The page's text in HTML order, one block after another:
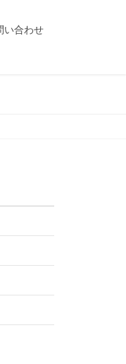
い合わせ